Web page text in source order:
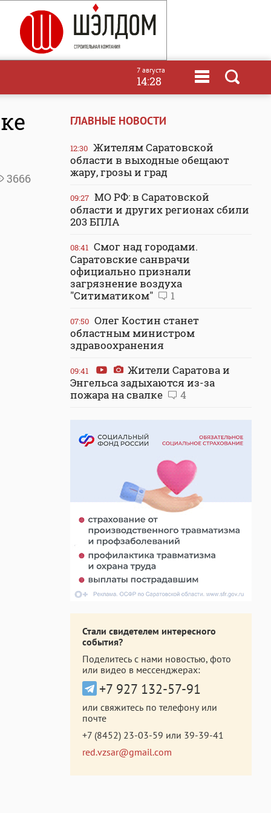
7 августа
14:28
3666
ГЛАВНЫЕ НОВОСТИ
12:30 Жителям Саратовской
области в выходные обещают
жару, грозы и град
09:27 МО РФ: в Саратовской
области и других регионах сбили
203 БПЛА
08:41 Смог над городами.
Саратовские санврачи
официально признали
загрязнение воздуха
"Ситиматиком"
1
07:50 Олег Костин станет
областным министром
здравоохранения
09:41
Жители Саратова и
Энгельса задыхаются из-за
пожара на свалке
4
Стали свидетелем интересного
события?
Поделитесь с нами новостью, фото
или видео в мессенджерах:
+7 927 132-57-91
или свяжитесь по телефону или
почте
+7 (8452) 23-03-59 или 39-39-41
red.vzsar@gmail.com